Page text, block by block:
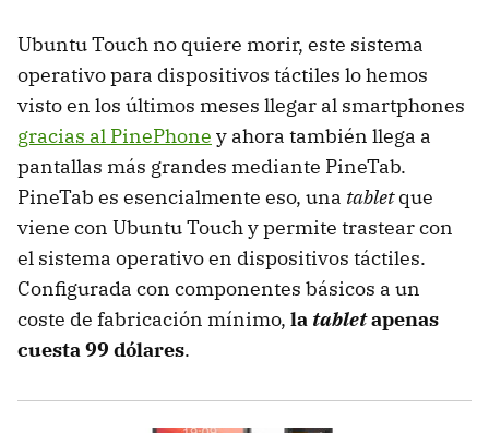
Ubuntu Touch no quiere morir, este sistema
operativo para dispositivos táctiles lo hemos
visto en los últimos meses llegar al smartphones
gracias al PinePhone y ahora también llega a
pantallas más grandes mediante PineTab.
PineTab es esencialmente eso, una tabletque
viene con Ubuntu Touch y permite trastear con
el sistema operativo en dispositivos táctiles.
Configurada con componentes básicos a un
coste de fabricación mínimo, la tabletapenas
cuesta 99 dólares.